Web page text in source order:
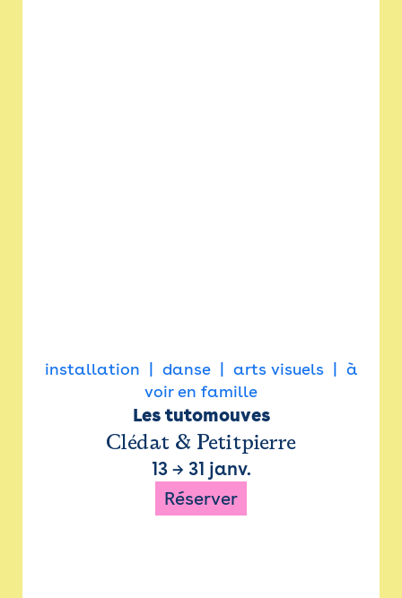
installation danse arts visuels
à
voir en famille
Les tutomouves
Clédat & Petitpierre
13→ 31 janv.
Réserver